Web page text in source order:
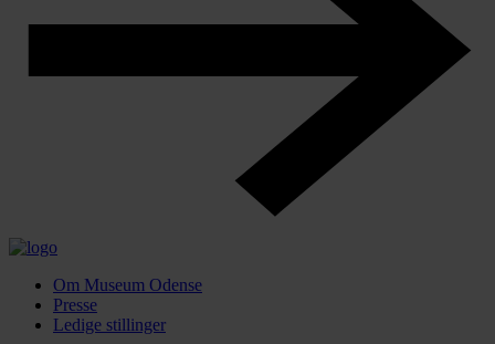
Om Museum Odense
Presse
Ledige stillinger